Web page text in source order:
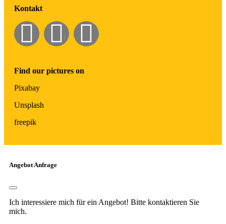
Kontakt
Find our pictures on
Pixabay
Unsplash
freepik
Angebot Anfrage
Ich interessiere mich für ein Angebot! Bitte kontaktieren Sie
mich.